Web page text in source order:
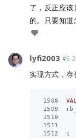
了，反正应
的。只要知道
lyfi2003 #6
实现方式，
1508
1509
1510
1511
1512
{